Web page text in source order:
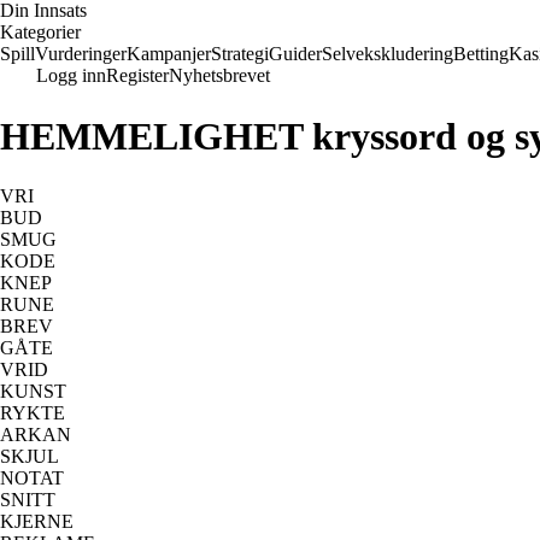
Din Innsats
Kategorier
SpillVurderingerKampanjerStrategiGuiderSelvekskluderingBetting
Logg innRegisterNyhetsbrevet
HEMMELIGHET kryssord og
VRI
BUD
SMUG
KODE
KNEP
RUNE
BREV
GÅTE
VRID
KUNST
RYKTE
ARKAN
SKJUL
NOTAT
SNITT
KJERNE